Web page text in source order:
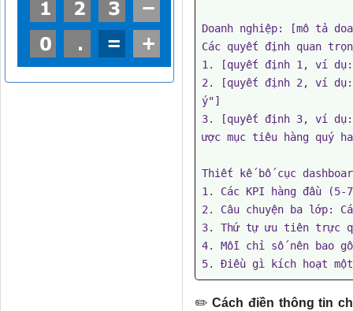
Doanh nghiệp: [mô tả
Các quyết định quan
1. [quyết định 1, ví dụ:
2. [quyết định 2, ví dụ:
ý"]
3. [quyết định 3, ví dụ:
ược mục tiêu hàng quý
Thiết kế bố cục
1. Các KPI hàng đầu
2. Câu chuyện ba lớp:
3. Thứ tự ưu tiên trực
4. Mỗi chỉ số nên bao
5. Điều gì kích hoạt
✏️ ​​Cách điền thông tin